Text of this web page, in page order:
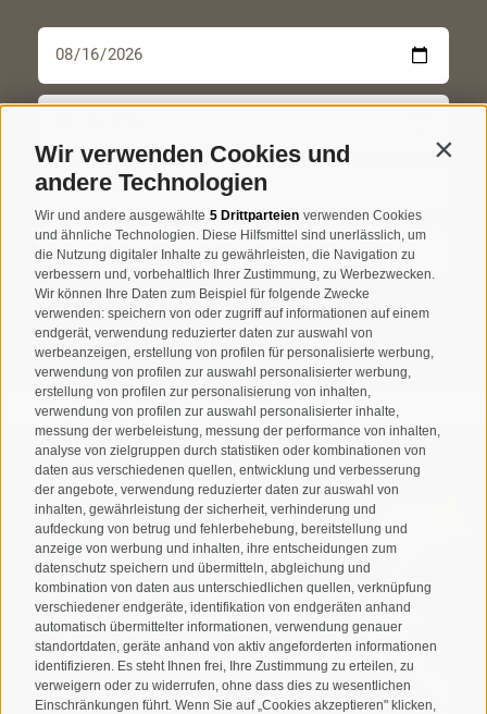
Wir verwenden Cookies und
andere Technologien
Wir und andere ausgewählte 5 Drittparteien verwenden Cookies
und ähnliche Technologien. Diese Hilfsmittel sind unerlässlich, um
die Nutzung digitaler Inhalte zu gewährleisten, die Navigation zu
verbessern und, vorbehaltlich Ihrer Zustimmung, zu Werbezwecken.
Wir können Ihre Daten zum Beispiel für folgende Zwecke
verwenden: speichern von oder zugriff auf informationen auf einem
endgerät, verwendung reduzierter daten zur auswahl von
werbeanzeigen, erstellung von profilen für personalisierte werbung,
verwendung von profilen zur auswahl personalisierter werbung,
erstellung von profilen zur personalisierung von inhalten,
verwendung von profilen zur auswahl personalisierter inhalte,
messung der werbeleistung, messung der performance von inhalten,
analyse von zielgruppen durch statistiken oder kombinationen von
daten aus verschiedenen quellen, entwicklung und verbesserung
der angebote, verwendung reduzierter daten zur auswahl von
inhalten, gewährleistung der sicherheit, verhinderung und
aufdeckung von betrug und fehlerbehebung, bereitstellung und
anzeige von werbung und inhalten, ihre entscheidungen zum
datenschutz speichern und übermitteln, abgleichung und
kombination von daten aus unterschiedlichen quellen, verknüpfung
verschiedener endgeräte, identifikation von endgeräten anhand
automatisch übermittelter informationen, verwendung genauer
standortdaten, geräte anhand von aktiv angeforderten informationen
identifizieren. Es steht Ihnen frei, Ihre Zustimmung zu erteilen, zu
verweigern oder zu widerrufen, ohne dass dies zu wesentlichen
Einschränkungen führt. Wenn Sie auf „Cookies akzeptieren" klicken,
UNTERKUNFTSSUCHE